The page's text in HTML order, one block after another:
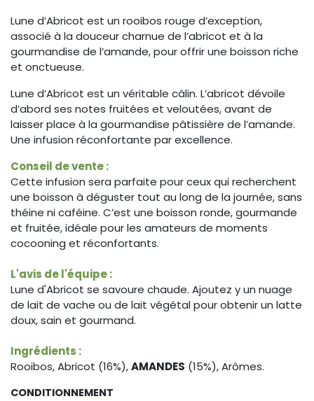
Lune d’Abricot est un rooibos rouge d’exception,
associé à la douceur charnue de l’abricot et à la
gourmandise de l’amande, pour offrir une boisson riche
et onctueuse.
Lune d’Abricot est un véritable câlin. L’abricot dévoile
d’abord ses notes fruitées et veloutées, avant de
laisser place à la gourmandise pâtissière de l’amande.
Une infusion réconfortante par excellence.
Conseil de vente :
Cette infusion sera parfaite pour ceux qui recherchent
une boisson à déguster tout au long de la journée, sans
théine ni caféine. C’est une boisson ronde, gourmande
et fruitée, idéale pour les amateurs de moments
cocooning et réconfortants.
L'avis de l'équipe :
Lune d'Abricot se savoure chaude. Ajoutez y un nuage
de lait de vache ou de lait végétal pour obtenir un latte
doux, sain et gourmand.
Ingrédients :
Rooibos, Abricot (16%),AMANDES (15%), Arômes.
CONDITIONNEMENT